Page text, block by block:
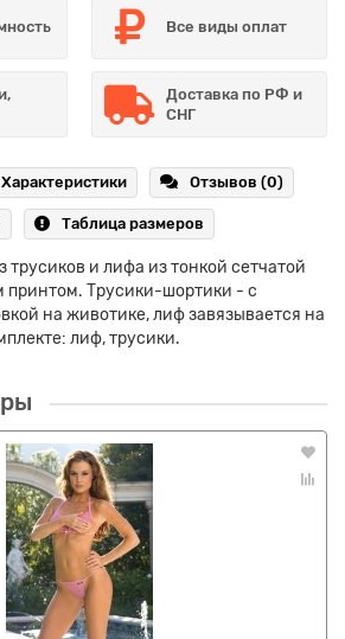
Все виды оплат
Доставка по РФ и
СНГ
Характеристики Отзывов (0)
Таблица размеров
и лифа из тонкой сетчатой
принтом. Трусики-шортики - с
на животике, лиф завязывается на
лиф, трусики.